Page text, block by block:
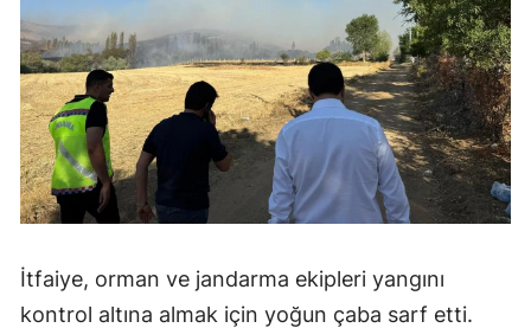
İtfaiye, orman ve jandarma ekipleri yangını
kontrol altına almak için yoğun çaba sarf etti.